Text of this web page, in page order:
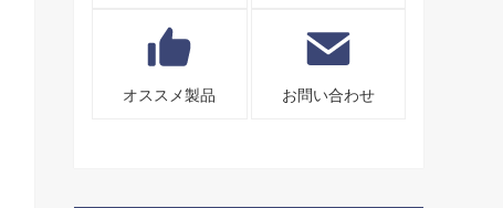
オススメ製品 お問い合わせ